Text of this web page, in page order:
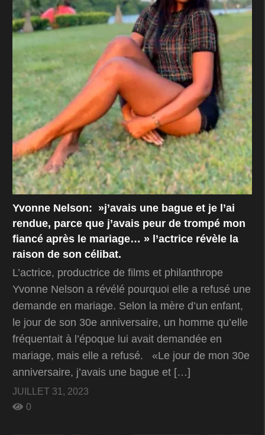
Yvonne Nelson: »j’avais une bague et je l’ai
rendue, parce que j’avais peur de trompé mon
fiancé après le mariage… » l’actrice révèle la
raison de son célibat.
L’actrice, productrice de films et philanthrope
Yvonne Nelson a révélé pourquoi elle a refusé une
demande en mariage. Selon la mère d’un enfant,
le jour de son 30e anniversaire, un homme qu’elle
fréquentait à l’époque lui avait demandée en
mariage, mais elle a refusé. «Le jour de mon 30e
anniversaire, j’avais une bague et […]
JUILLET 31, 2023
0